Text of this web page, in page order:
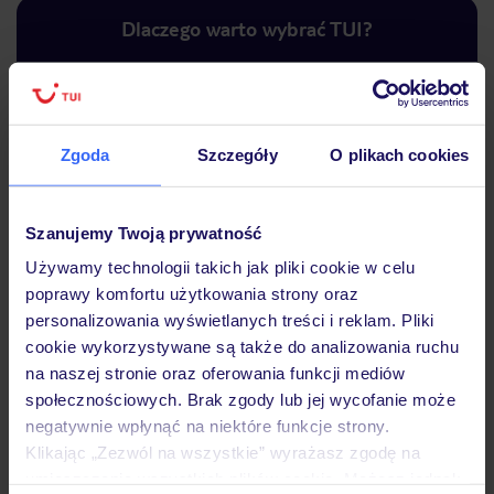
Zgoda Szczegóły O plikach cookies
Szanujemy Twoją prywatność
Używamy technologii takich jak pliki cookie w celu
poprawy komfortu użytkowania strony oraz
personalizowania wyświetlanych treści i reklam. Pliki
cookie wykorzystywane są także do analizowania ruchu
na naszej stronie oraz oferowania funkcji mediów
społecznościowych. Brak zgody lub jej wycofanie może
negatywnie wpłynąć na niektóre funkcje strony.
Klikając „Zezwól na wszystkie” wyrażasz zgodę na
Dlaczego warto wybrać TUI?
Lider niskich cen
Największe biuro
podróży w Polsce
30 lat w
Hotel
Pokoje